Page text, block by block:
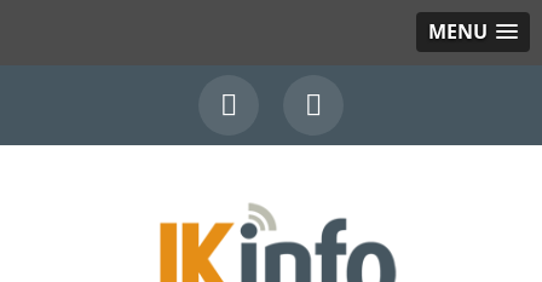
MENU